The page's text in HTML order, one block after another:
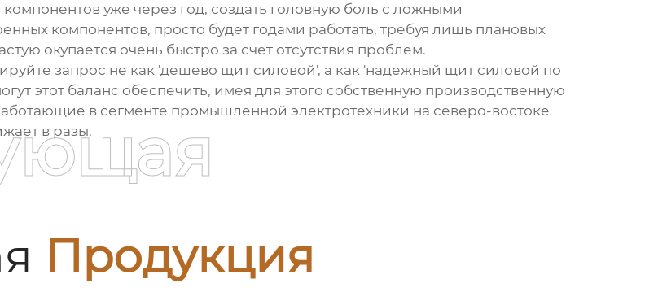
уже через год, создать головную боль с ложными
компонентов, просто будет годами работать, требуя лишь плановых
окупается очень быстро за счет отсутствия проблем.
запрос не как 'дешево щит силовой', а как 'надежный щит силовой по
этот баланс обеспечить, имея для этого собственную производственную
в сегменте промышленной электротехники на северо-востоке
в разы.
Продукция